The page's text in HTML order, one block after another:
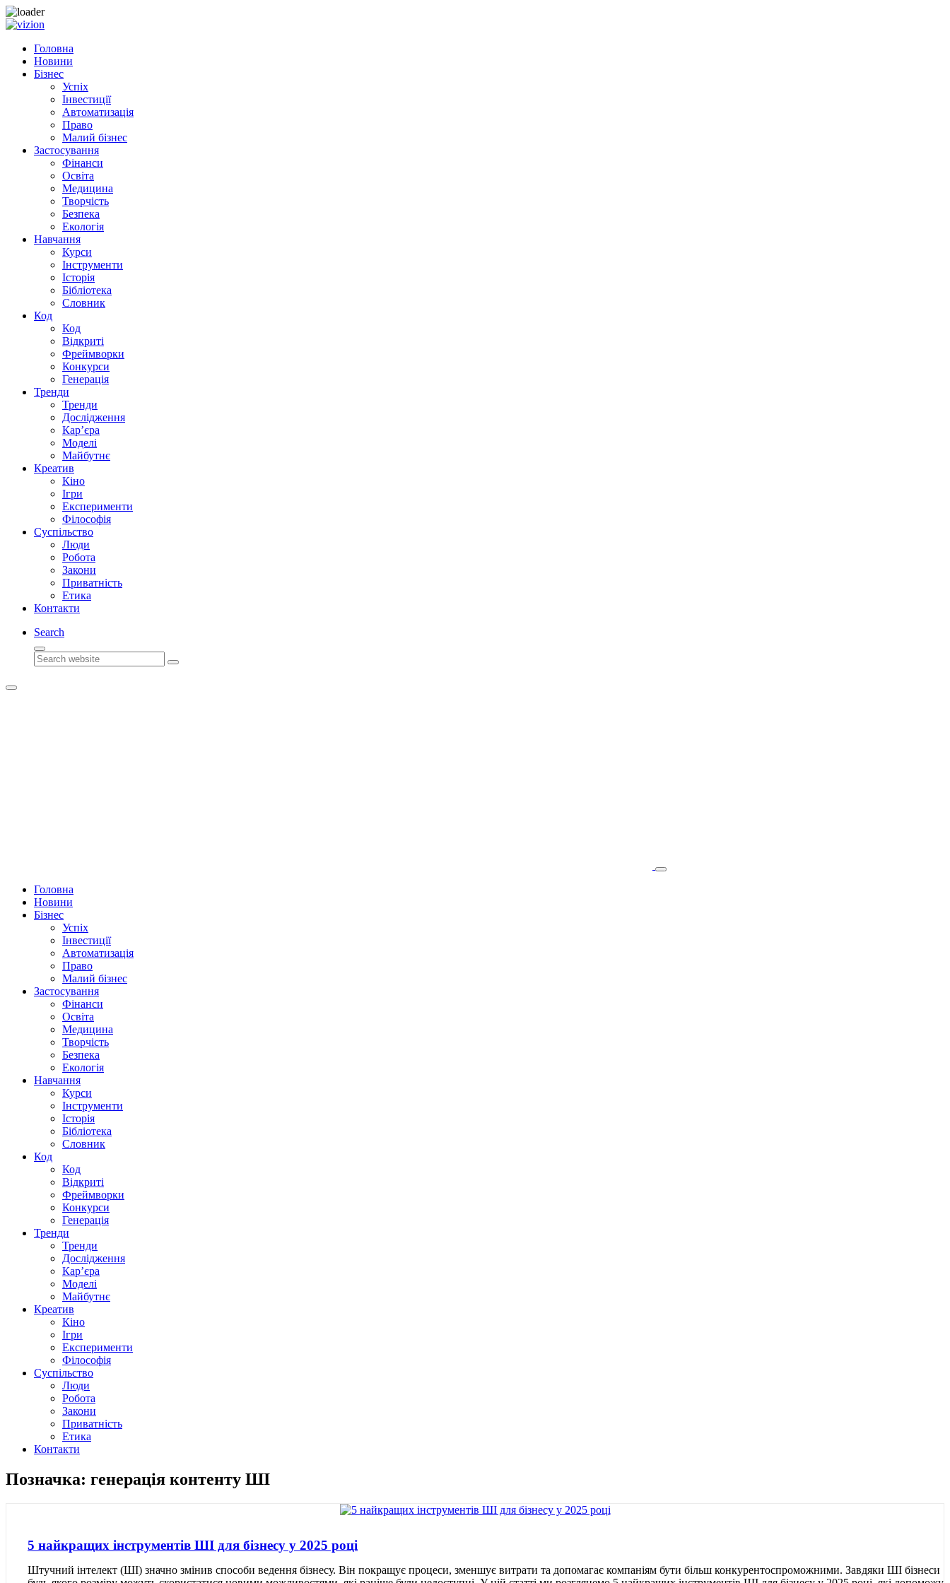
Skip to content
Головна
Новини
Бізнес
Успіх
Інвестиції
Автоматизація
Право
Малий бізнес
Застосування
Фінанси
Освіта
Медицина
Творчість
Безпека
Екологія
Навчання
Курси
Інструменти
Історія
Бібліотека
Словник
Код
Код
Відкриті
Фреймворки
Конкурси
Генерація
Тренди
Тренди
Дослідження
Кар’єра
Моделі
Майбутнє
Креатив
Кіно
Ігри
Експерименти
Філософія
Суспільство
Люди
Робота
Закони
Приватність
Етика
Контакти
Search
Search
Головна
Новини
Бізнес
Успіх
Інвестиції
Автоматизація
Право
Малий бізнес
Застосування
Фінанси
Освіта
Медицина
Творчість
Безпека
Екологія
Навчання
Курси
Інструменти
Історія
Бібліотека
Словник
Код
Код
Відкриті
Фреймворки
Конкурси
Генерація
Тренди
Тренди
Дослідження
Кар’єра
Моделі
Майбутнє
Креатив
Кіно
Ігри
Експерименти
Філософія
Суспільство
Люди
Робота
Закони
Приватність
Етика
Контакти
Позначка: генерація контенту ШІ
5 найкращих інструментів ШІ для бізнесу у 2025 році
Штучний інтелект (ШІ) значно змінив способи ведення бізнесу. Він покращує процеси, зменшує витрати та допомагає компаніям бути більш конкурентоспроможними. Завдяки ШІ бізнеси